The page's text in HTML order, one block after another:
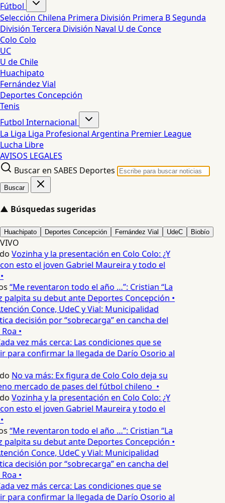
Fútbol
Selección Chilena Primera División Primera BSegunda
División Tercera División Naval U de Conce
Colo Colo
UC
U de Chile
Huachipato
Fernández Vial
Deportes Concepción
Tenis
Futbol Internacional
La Liga Liga Profesional Argentina Premier League
Lucha Libre
AVISOS LEGALES
Buscar en SABES Deportes
Buscar
▲ Búsquedas sugeridas
Huachipato Deportes Concepción Fernández Vial UdeC Biobío
VIVO
Vozinha y la presentación en Colo Colo: ¿Y
esto el joven Gabriel Maureira y todo el
“Me reventaron todo el año …”: Cristian “La
palpita su debut ante Deportes Concepción •
Conce, UdeC y Vial: Municipalidad
decisión por “sobrecarga” en cancha del
•
vez más cerca: Las condiciones que se
para confirmar la llegada de Darío Osorio al
No va más: Ex figura de Colo Colo deja su
mercado de pases del fútbol chileno •
Vozinha y la presentación en Colo Colo: ¿Y
esto el joven Gabriel Maureira y todo el
“Me reventaron todo el año …”: Cristian “La
palpita su debut ante Deportes Concepción •
Conce, UdeC y Vial: Municipalidad
decisión por “sobrecarga” en cancha del
•
vez más cerca: Las condiciones que se
para confirmar la llegada de Darío Osorio al